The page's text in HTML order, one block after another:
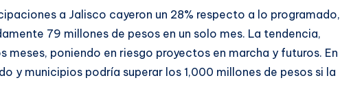
a Jalisco cayeron un 28% respecto a lo programado,
79 millones de pesos en un solo mes. La tendencia,
poniendo en riesgo proyectos en marcha y futuros. En
y municipios podría superar los 1,000 millones de pesos si la